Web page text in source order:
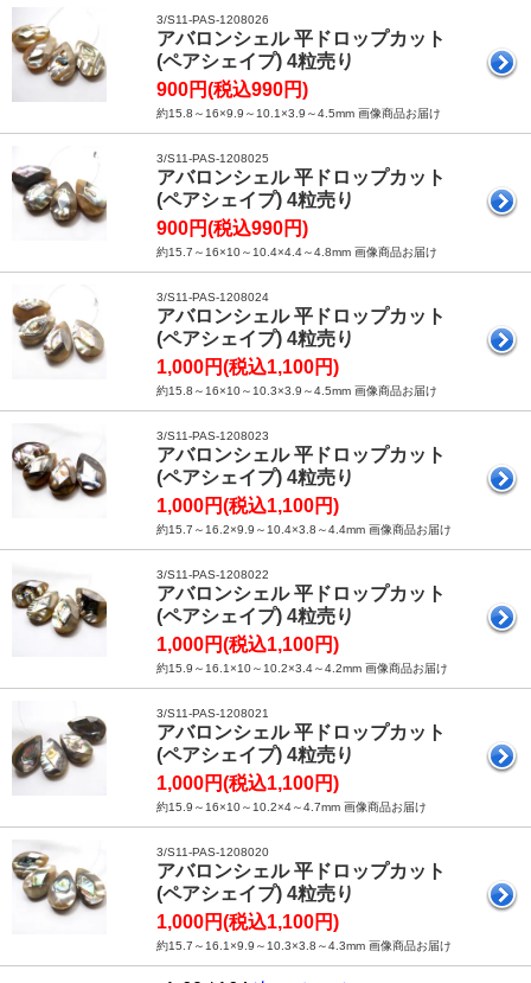
3/S11-PAS-1208026
アバロンシェル 平ドロップカット
(ペアシェイプ) 4粒売り
900円(税込990円)
約15.8～16×9.9～10.1×3.9～4.5mm 画像商品お届け
3/S11-PAS-1208025
アバロンシェル 平ドロップカット
(ペアシェイプ) 4粒売り
900円(税込990円)
約15.7～16×10～10.4×4.4～4.8mm 画像商品お届け
3/S11-PAS-1208024
アバロンシェル 平ドロップカット
(ペアシェイプ) 4粒売り
1,000円(税込1,100円)
約15.8～16×10～10.3×3.9～4.5mm 画像商品お届け
3/S11-PAS-1208023
アバロンシェル 平ドロップカット
(ペアシェイプ) 4粒売り
1,000円(税込1,100円)
約15.7～16.2×9.9～10.4×3.8～4.4mm 画像商品お届け
3/S11-PAS-1208022
アバロンシェル 平ドロップカット
(ペアシェイプ) 4粒売り
1,000円(税込1,100円)
約15.9～16.1×10～10.2×3.4～4.2mm 画像商品お届け
3/S11-PAS-1208021
アバロンシェル 平ドロップカット
(ペアシェイプ) 4粒売り
1,000円(税込1,100円)
約15.9～16×10～10.2×4～4.7mm 画像商品お届け
3/S11-PAS-1208020
アバロンシェル 平ドロップカット
(ペアシェイプ) 4粒売り
1,000円(税込1,100円)
約15.7～16.1×9.9～10.3×3.8～4.3mm 画像商品お届け